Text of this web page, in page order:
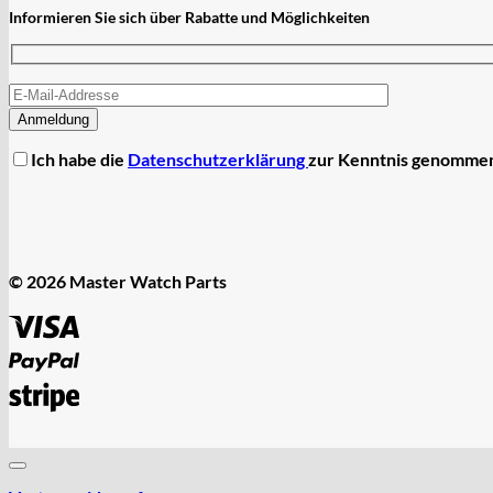
Informieren Sie sich über Rabatte und Möglichkeiten
Ich habe die Datenschutzerklärungzur Kenntnis
© 2026 Master Watch Parts
PayPal
Stripe